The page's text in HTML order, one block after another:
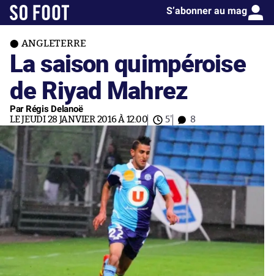
S’abonner au mag
ANGLETERRE
La saison quimpéroise
de Riyad Mahrez
Par Régis Delanoë
LE JEUDI 28 JANVIER 2016 À 12:00 5' 8